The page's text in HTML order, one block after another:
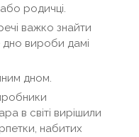
родичці.
важко знайти
дно вироби дамі
дном.
в світі вирішили
набитих